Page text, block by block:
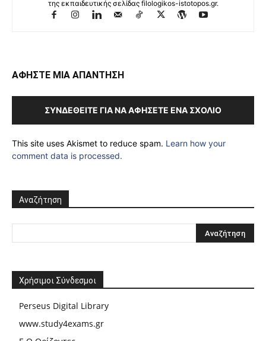
της εκπαιδευτικής σελίδας filologikos-istotopos.gr.
ΑΦΗΣΤΕ ΜΙΑ ΑΠΑΝΤΗΣΗ
ΣΥΝΔΕΘΕΊΤΕ ΓΙΑ ΝΑ ΑΦΉΣΕΤΕ ΈΝΑ ΣΧΌΛΙΟ
This site uses Akismet to reduce spam. Learn how your
comment data is processed.
Αναζήτηση
Χρήσιμοι Σύνδεσμοι
Perseus Digital Library
www.study4exams.gr